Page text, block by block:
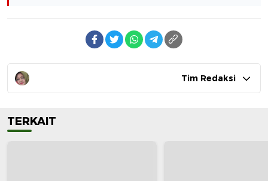
Tim Redaksi
TERKAIT